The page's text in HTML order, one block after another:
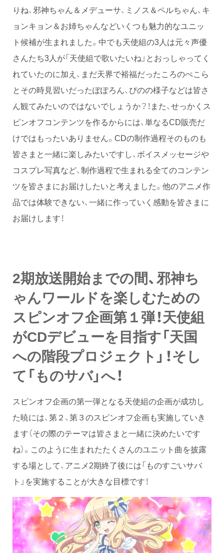
りね、邪神ちゃん＆メデューサ、ミノス＆ペルちゃん、キ
ョンキョン＆お姉ちゃんなどいくつも魅力的なユニッ
ト候補が生まれました。中でも天使組の3人は元々声優
さんたち3人が「天使組で歌いたいね」とおっしゃってく
れていたのに加え、まだ天界で裕福だったころのぺこら
とその時見習いだったぽぽろん、ぴのの様子などは皆さ
ん観てみたいのではないでしょうか？！また、せっかくス
ピンオフコンテンツを作るからには、単なるCD販売だ
けではもったいありません。CDの制作過程そのものも
皆さまと一緒に楽しみたいですし、ボイスメッセージや
コスプレ写真など、制作過程で生まれる全てのコンテン
ツを皆さまにお届けしたいと考えました。他のアニメ作
品では体験できない、一緒に作っていく感動を皆さまに
お届けします！
2期放送開始までの間、邪神ち
ゃんワールドを楽しむための
スピンオフ企画第１弾！天使組
がCDデビューを目指す「天国
への階段プロジェクト」！そし
て「ものサバ」へ！
スピンオフ企画の第一弾となる天使組の企画が成功し
た暁には、第２、第３のスピンオフ企画も実施していき
ます（その際のテーマは皆さまと一緒に決めたいです
ね）。このように生まれたたくさんのユニット曲を披露
する場として、アニメ2期終了後には「ものすごいサバ
ト」を実施することが大きな目標です！